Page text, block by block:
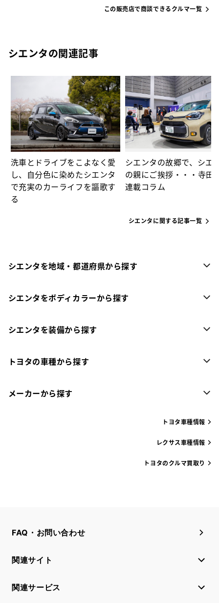
この販売店で商談できるクルマ一覧
シエンタの関連記事
洗車とドライブをこよなく愛
し、自分色に染めたシエンタ
で充実のカーライフを謳歌す
る
シエンタの故郷で、シエ
の親にご挨拶・・・寺田
連載コラム
シエンタに関する記事一覧
シエンタを地域・都道府県から探す
シエンタをボディカラーから探す
シエンタを装備から探す
トヨタの車種から探す
メーカーから探す
トヨタ車種情報
レクサス車種情報
トヨタのクルマ買取り
FAQ・お問い合わせ
関連サイト
関連サービス